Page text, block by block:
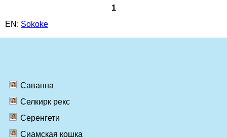
1
EN: Sokoke
Саванна
Селкирк рекс
Серенгети
Сиамская кошка